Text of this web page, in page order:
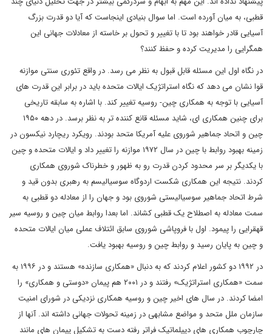
قطبی، به میان آورده است. اما سوال بنیادی اینجاست که آیا دو قدرت بزرگ
آسیایی قادر خواهند بود تا با تغییر و تحول بر خاسته از معادلات جهانی این
همگرایی را مدیریت کرده و حفظ کنند؟
در نگاه اول این مسئله قابل قبول به نظر می رسد. در واقع تئوری سنتی موازنه
قوا نشان می دهد که نگاه استراتژیک ایالات متحده باید در برابر این قدرت های
آسیایی با توجه به همکاری چین- روسیه تغییر کند. با اشاره به سابقه تاریخی
برای چنین همکاری ای، شاید مسئله قانع کننده تر به نظر برسد. در دهه ۱۹۵۰
چین و اتحاد جماهیر شوروی علیه آمریکا متحد بودند. رویکرد ریچارد نیکسون در
زمینه بهبود روابط با چین در سال ۱۹۷۲ موازنه را تغییر داد و ایالات متحده و چین
با یکدیگر بر سر محدود کردن قدرت رو به ظهور و خطرناک شوروی همکاری
کردند. نتیجه این همکاری شکست اردوگاه سوسیالیسم به رهبری بدون قید و
شرط اتحاد جماهیر سوسیالیستی شوروی بود و جهان را از معادله دو قطبی به
سمت معادله به اصطلاح یک قطبی کشاند. اما بعدا روابط میان چین و روسیه سیر
قهقرایی را پیمود. اول با فروپاشی شوروی سابق ائتلاف عملی میان ایالات متحده
و چین به پایان رسید و روابط چین و روسیه بهبود یافت.
در ۱۹۹۲ دو کشور اعلام کردند که به دنبال «همکاری سازنده» هستند و در ۱۹۹۶ به
سمت «همکاری استراتژیک» رفتند و در ۲۰۰۱ هم پیمان «دوستی و همکاری» را
امضا کردند. در سال های اخیر چین و روسیه همکاری نزدیکی در شورای امنیت
سازمان ملل متحد و مواضع مشابهی در زمینه تحولات جهانی داشته اند. آنها از
چارچوب همکاری های دیپلماتیک فراتر رفته دست به تشکیل پیمان های مانند